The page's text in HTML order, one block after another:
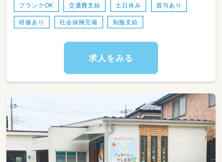
ブランクOK 交通費支給 土日休み 賞与あり
研修あり 社会保険完備 制服支給
求人をみる